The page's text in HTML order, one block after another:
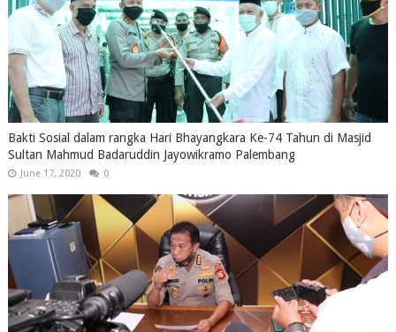
Bakti Sosial dalam rangka Hari Bhayangkara Ke-74 Tahun di Masjid
Sultan Mahmud Badaruddin Jayowikramo Palembang
June 17, 2020 0